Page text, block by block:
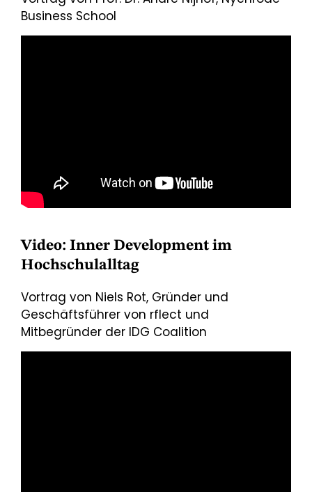
Business School
Video: Inner Development im
Hochschulalltag
Vortrag von Niels Rot, Gründer und
Geschäftsführer von rflect und
Mitbegründer der IDG Coalition